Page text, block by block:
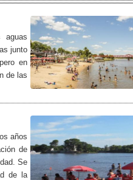
aguas
junto
en
de las
años
de
Se
de la